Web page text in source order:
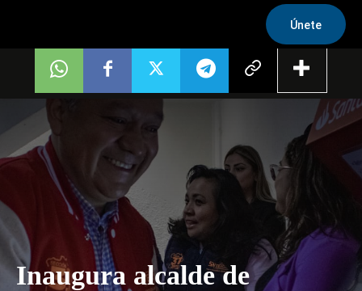
Únete
Inaugura alcalde de